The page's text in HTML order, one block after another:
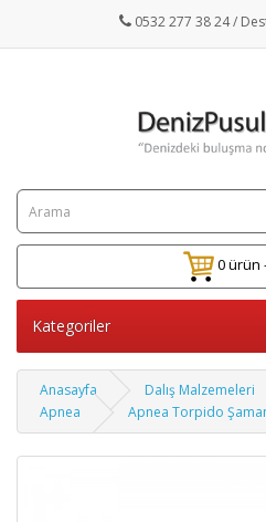
0532 277 38 24/
0 ürün
Kategoriler
Anasayfa Dalış Malzemeleri
Apnea
Apnea Torpido